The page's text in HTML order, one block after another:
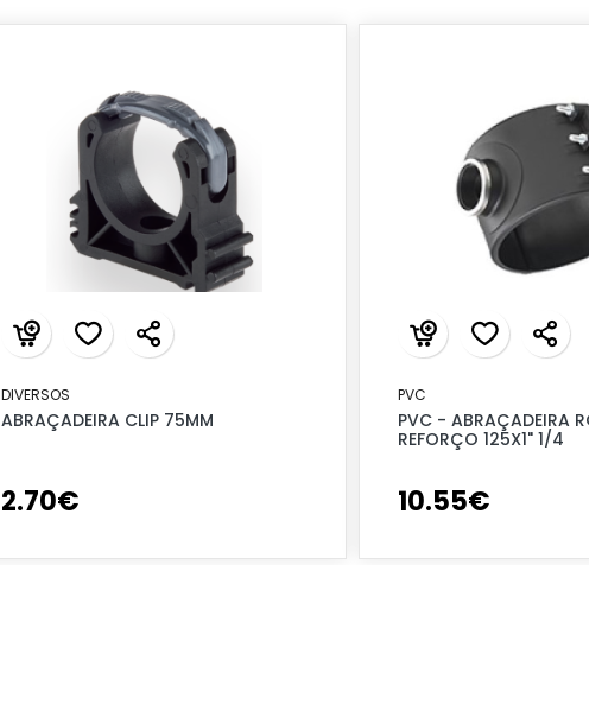
DIVERSOS
ABRAÇADEIRA CLIP 75MM
2.70€
PVC
PVC - ABRAÇADEIRA
REFORÇO 125X1" 1/4
10.55€